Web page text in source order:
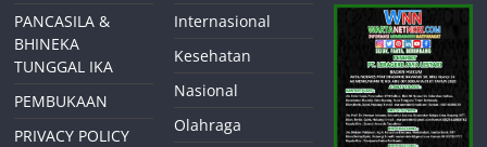
PANCASILA &
BHINEKA
TUNGGAL IKA
PEMBUKAAN
PRIVACY POLICY
Internasional
Kesehatan
Nasional
Olahraga